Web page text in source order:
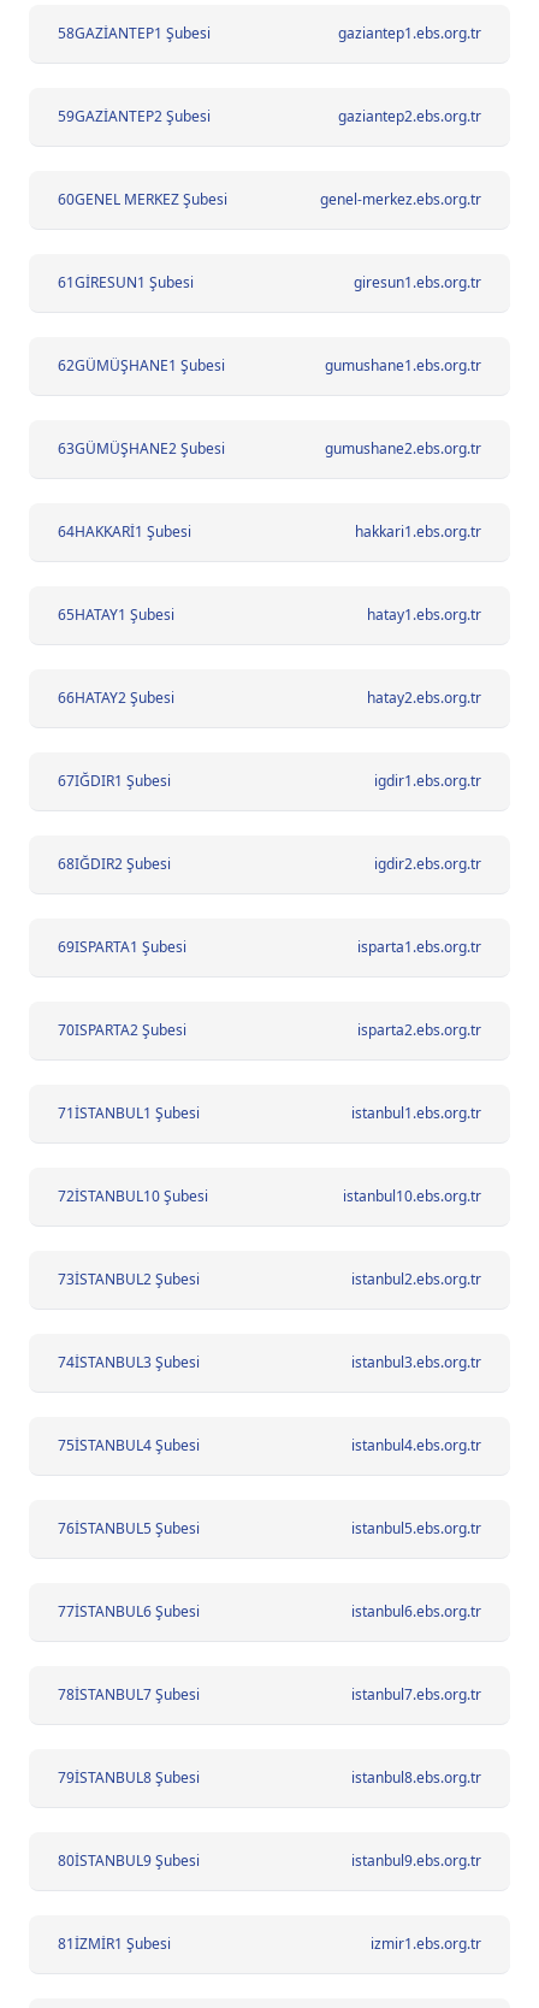
58GAZİANTEP1 Şubesi gaziantep1.ebs.org.tr
59GAZİANTEP2 Şubesi gaziantep2.ebs.org.tr
60GENEL MERKEZ Şubesi genel-merkez.ebs.org.tr
61GİRESUN1 Şubesi giresun1.ebs.org.tr
62GÜMÜŞHANE1 Şubesi gumushane1.ebs.org.tr
63GÜMÜŞHANE2 Şubesi gumushane2.ebs.org.tr
64HAKKARİ1 Şubesi hakkari1.ebs.org.tr
65HATAY1 Şubesi hatay1.ebs.org.tr
66HATAY2 Şubesi hatay2.ebs.org.tr
67IĞDIR1 Şubesi igdir1.ebs.org.tr
68IĞDIR2 Şubesi igdir2.ebs.org.tr
69ISPARTA1 Şubesi isparta1.ebs.org.tr
70ISPARTA2 Şubesi isparta2.ebs.org.tr
71İSTANBUL1 Şubesi istanbul1.ebs.org.tr
72İSTANBUL10 Şubesi istanbul10.ebs.org.tr
73İSTANBUL2 Şubesi istanbul2.ebs.org.tr
74İSTANBUL3 Şubesi istanbul3.ebs.org.tr
75İSTANBUL4 Şubesi istanbul4.ebs.org.tr
76İSTANBUL5 Şubesi istanbul5.ebs.org.tr
77İSTANBUL6 Şubesi istanbul6.ebs.org.tr
78İSTANBUL7 Şubesi istanbul7.ebs.org.tr
79İSTANBUL8 Şubesi istanbul8.ebs.org.tr
80İSTANBUL9 Şubesi istanbul9.ebs.org.tr
81İZMİR1 Şubesi izmir1.ebs.org.tr